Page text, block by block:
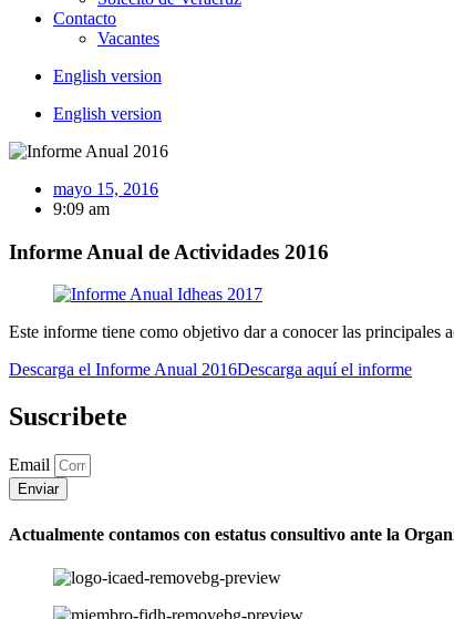
Contacto
Vacantes
English version
English version
mayo 15, 2016
9:09 am
Informe Anual de Actividades 2016
Este informe tiene como objetivo dar a conocer las principales
Descarga el Informe Anual 2016Descarga aquí el informe
Suscribete
Email
Enviar
Actualmente contamos con estatus consultivo ante la